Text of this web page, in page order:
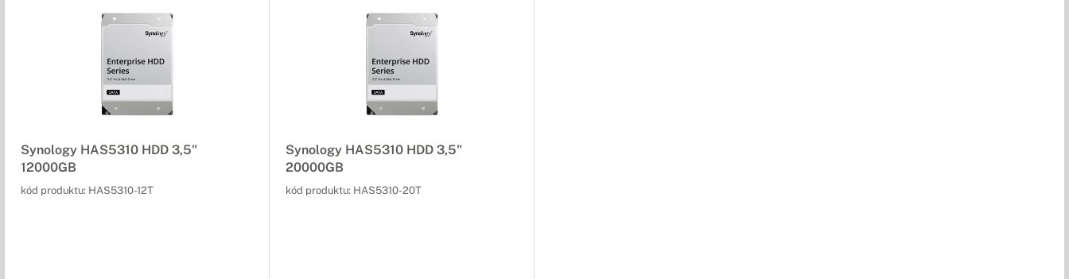
Synology HAS5310 HDD 3,5"
12000GB
kód produktu: HAS5310-12T
Synology HAS5310 HDD 3,5"
20000GB
kód produktu: HAS5310-20T